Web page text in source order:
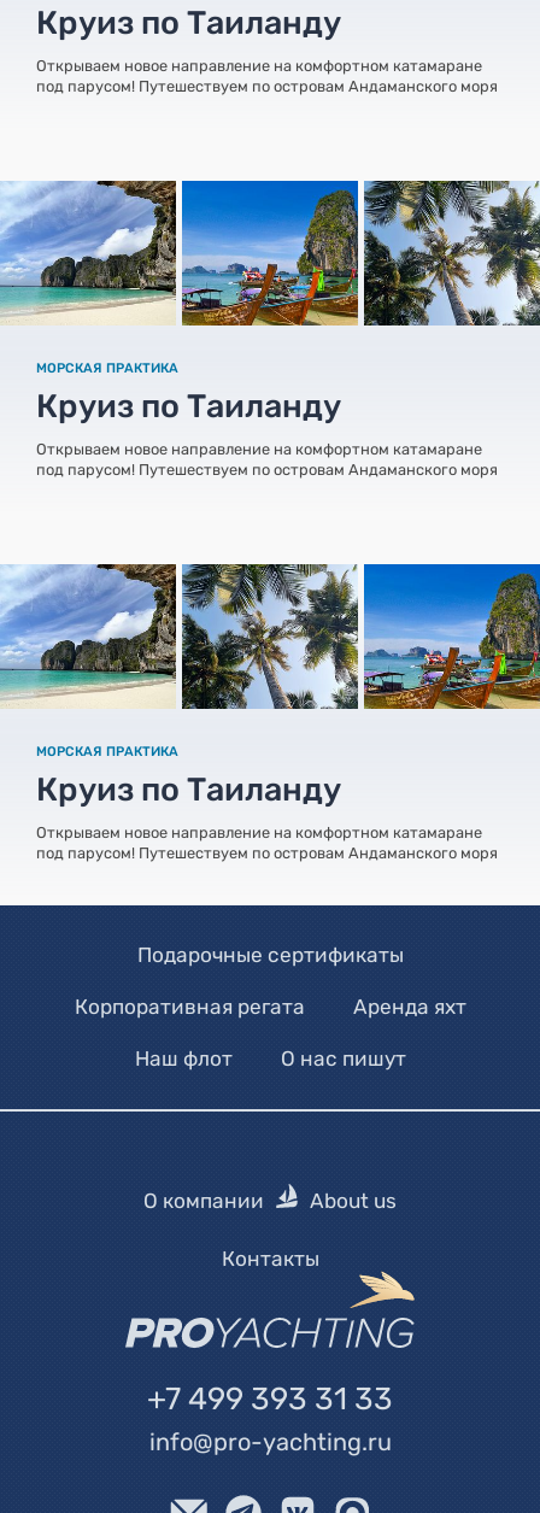
Круиз по Таиланду
Открываем новое направление на комфортном катамаране
под парусом! Путешествуем по островам Андаманского моря
МОРСКАЯ ПРАКТИКА
Круиз по Таиланду
Открываем новое направление на комфортном катамаране
под парусом! Путешествуем по островам Андаманского моря
МОРСКАЯ ПРАКТИКА
Круиз по Таиланду
Открываем новое направление на комфортном катамаране
под парусом! Путешествуем по островам Андаманского моря
Подарочные сертификаты
Корпоративная регата Аренда яхт
Наш флот О нас пишут
О компании About us
Контакты
+7 499 393 31 33
info@pro-yachting.ru